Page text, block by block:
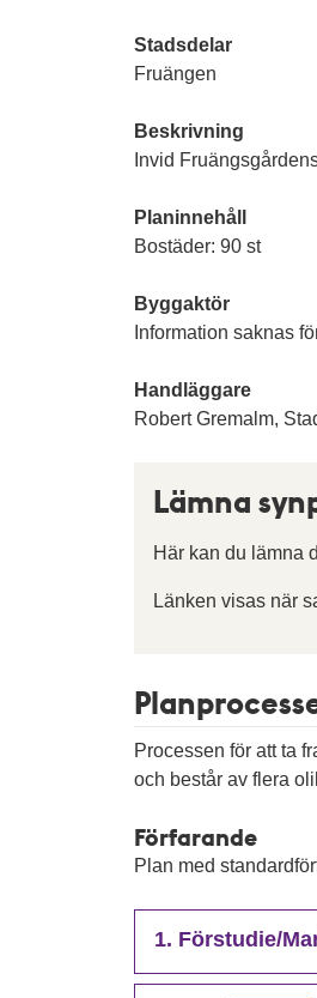
Stadsdelar
Fruängen
Beskrivning
Invid
Planinnehåll
Bostäder: 90 st
Byggaktör
Information saknas
Handläggare
Robert Gremalm,
Lämna
Här kan du lämna
Länken visas när
Processen för att ta
och består av flera
Förfarande
Plan med
1. Förstudie/